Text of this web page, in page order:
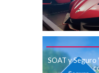
SOAT y Seguro